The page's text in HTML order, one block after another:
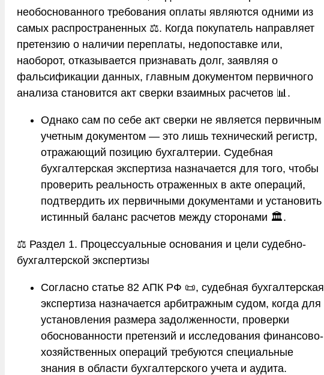
необоснованного требования оплаты являются одними из
самых распространенных ⚖️. Когда покупатель направляет
претензию о наличии переплаты, недопоставке или,
наоборот, отказывается признавать долг, заявляя о
фальсификации данных, главным документом первичного
анализа становится акт сверки взаимных расчетов 📊.
Однако сам по себе акт сверки не является первичным
учетным документом — это лишь технический регистр,
отражающий позицию бухгалтерии. Судебная
бухгалтерская экспертиза назначается для того, чтобы
проверить реальность отраженных в акте операций,
подтвердить их первичными документами и установить
истинный баланс расчетов между сторонами 🏛️.
⚖️ Раздел 1. Процессуальные основания и цели судебно-
бухгалтерской экспертизы
Согласно статье 82 АПК РФ 📜, судебная бухгалтерская
экспертиза назначается арбитражным судом, когда для
установления размера задолженности, проверки
обоснованности претензий и исследования финансово-
хозяйственных операций требуются специальные
знания в области бухгалтерского учета и аудита.